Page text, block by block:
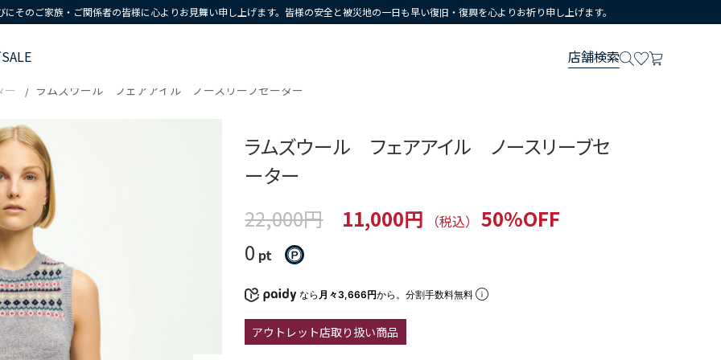
そのご家族・ご関係者の皆様に心よりお見舞い申し上げます。皆様の安全と被災地の一日も早い復旧・復興を心よりお祈り申し上げます。
SALE 店舗検索
ー ラムズウール フェアアイル ノースリーブセーター
ラムズウール フェアアイル ノースリーブセ
ーター
22,000円
11,000円 （税込）
50%OFF
0 pt
なら 月々3,666円から。分割手数料無料
アウトレット店取り扱い商品